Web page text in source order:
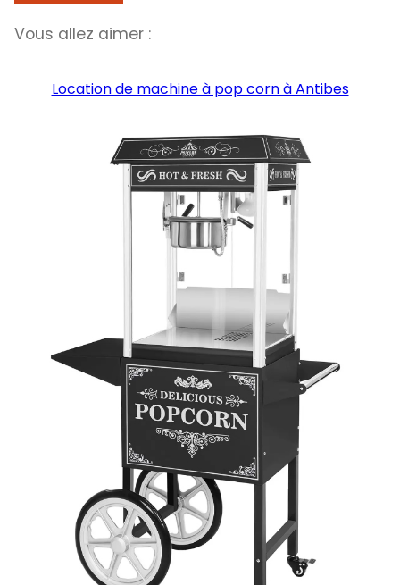
Vous allez aimer :
Location de machine à pop corn à Antibes